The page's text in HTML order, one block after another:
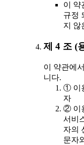
이 약
규정
지 않
제 4 조 (
이 약관에
니다.
① 이
자
② 이
서비
자의
문자